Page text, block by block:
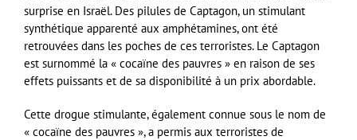
surprise en Israël. Des pilules de Captagon, un stimulant
synthétique apparenté aux amphétamines, ont été
retrouvées dans les poches de ces terroristes. Le Captagon
est surnommé la « cocaïne des pauvres » en raison de ses
effets puissants et de sa disponibilité à un prix abordable.
Cette drogue stimulante, également connue sous le nom de
« cocaïne des pauvres », a permis aux terroristes de